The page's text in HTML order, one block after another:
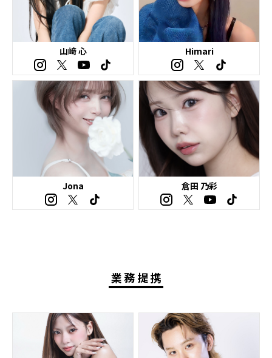
山﨑 心 Himari
Jona 倉田 乃彩
業務提携